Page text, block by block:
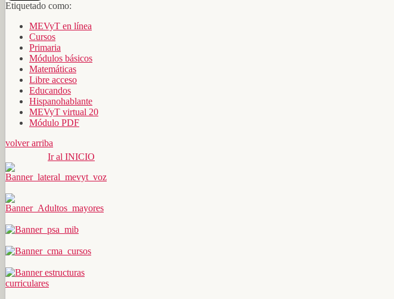
Etiquetado como:
MEVyT en línea
Cursos
Primaria
Módulos básicos
Matemáticas
Libre acceso
Educandos
Hispanohablante
MEVyT virtual 20
Módulo PDF
volver arriba
Ir al INICIO